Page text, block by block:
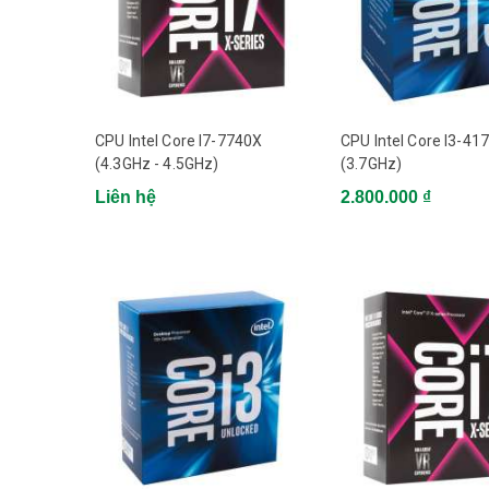
Coffee Lake
Thế hệ
Dòng
Core i3
Số nhân xử lý
4
Số luồng xử lý
4
CPU Intel Core I7-7740X
(4.3GHz - 4.5GHz)
Liên hệ
CPU Intel Core I3-
(3.7GHz)
2.800.000 ₫